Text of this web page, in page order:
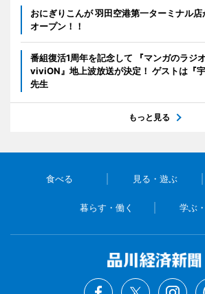
おにぎりこんが 羽田空港第一ターミナル
オープン！！
番組復活1周年を記念して 『マンガのラ
viviON』地上波放送が決定！ ゲストは『
先生
もっと見る
食べる 見る・遊ぶ
暮らす・働く 学ぶ